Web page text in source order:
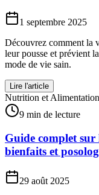
1 septembre 2025
Découvrez comment la
leur pousse et prévient
mode de vie sain.
Lire l'article
Nutrition et Alimentation
9 min de lecture
Guide complet
bienfaits et
29 août 2025